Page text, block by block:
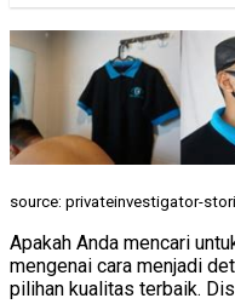
source: privateinvestigator-
Apakah Anda mencari
mengenai cara menjadi
pilihan kualitas terbaik.